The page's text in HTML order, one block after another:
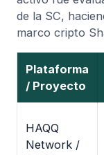
de la SC,
marco cripto
Plataforma
/ Proyecto
HAQQ
Network /